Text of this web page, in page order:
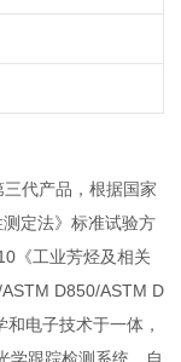
代产品，根据国家
定法》标准试验方
《工业芳烃及相关
D850/ASTM D
电子技术于一体，